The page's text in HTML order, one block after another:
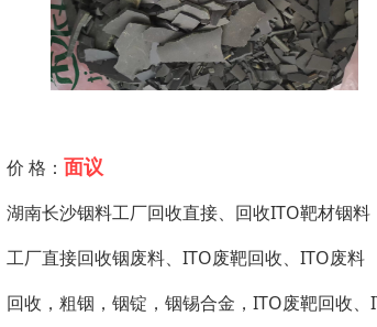
价 格： 面议
湖南长沙铟料工厂回收直接、回收ITO靶材铟料
工厂直接回收铟废料、ITO废靶回收、ITO废料
回收，粗铟，铟锭，铟锡合金，ITO废靶回收